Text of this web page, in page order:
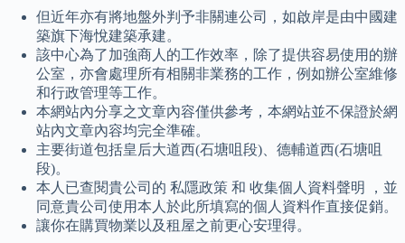
但近年亦有將地盤外判予非關連公司，如啟岸是由中國建
築旗下海悅建築承建。
該中心為了加強商人的工作效率，除了提供容易使用的辦
公室，亦會處理所有相關非業務的工作，例如辦公室維修
和行政管理等工作。
本網站內分享之文章內容僅供參考，本網站並不保證於網
站內文章內容均完全準確。
主要街道包括皇后大道西(石塘咀段)、德輔道西(石塘咀
段)。
本人已查閱貴公司的 私隱政策 和 收集個人資料聲明 ，並
同意貴公司使用本人於此所填寫的個人資料作直接促銷。
讓你在購買物業以及租屋之前更心安理得。